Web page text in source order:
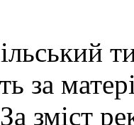
за
зміст